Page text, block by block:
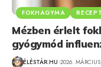
FOKHAGYMA
Mézben érlelt
gyógymód
ÉLÉSTÁR.HU 2026.